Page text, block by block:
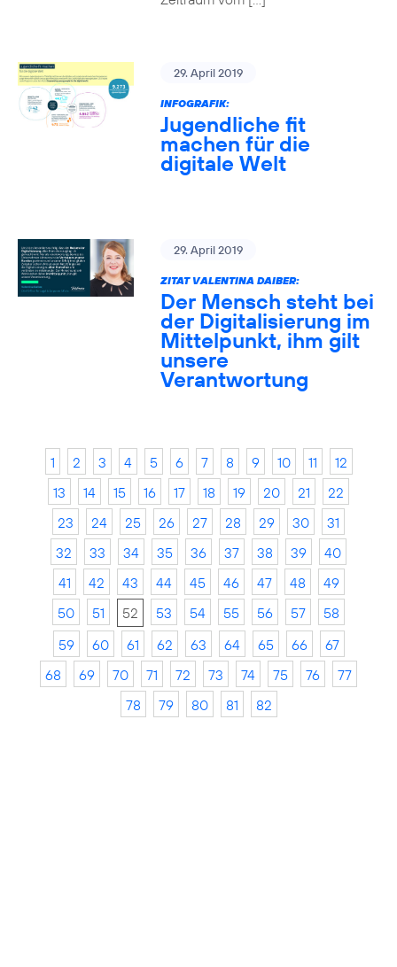
29. April 2019
INFOGRAFIK:
Jugendliche fit
machen für die
digitale Welt
29. April 2019
ZITAT VALENTINA DAIBER:
Der Mensch steht bei
der Digitalisierung im
Mittelpunkt, ihm gilt
unsere
Verantwortung
1 2 3 4 5 6 7 8 9 10 11
12
13
14 15 16 17 18 19 20 21
22
23
24 25 26 27 28 29 30
31
32
33 34 35 36 37 38 39
40
41
42 43 44 45 46 47 48
49
50
51 52 53 54 55 56 57
58
59
60 61 62 63 64 65 66
67
68
69 70 71 72 73 74 75 76
77
78
79 80 81 82